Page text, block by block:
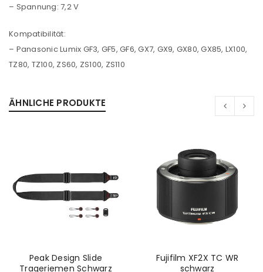
ANMELDEN
– Spannung: 7,2 V
Kompatibilität:
– Panasonic Lumix GF3, GF5, GF6, GX7, GX9, GX80, GX85, LX100,
TZ80, TZ100, ZS60, ZS100, ZS110
ÄHNLICHE PRODUKTE
Peak Design Slide
Trageriemen Schwarz
Fujifilm XF2X TC WR
schwarz